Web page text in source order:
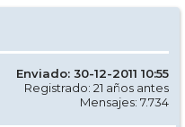
Enviado: 30-12-2011 10:55
Registrado: 21 años antes
Mensajes: 7.734